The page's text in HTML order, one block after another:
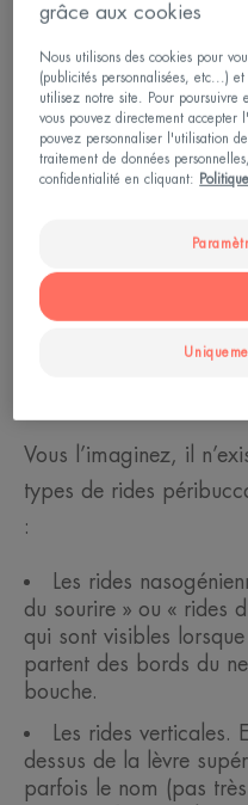
Ride du
: quels sont
Vous l’imaginez, il
types de rides
:
Les rides
du sourire » ou « rides
qui sont visibles
partent des bords du
bouche.
Les rides verticales.
dessus de la lèvre
parfois le nom (pas
grâce aux cookies
Nous utilisons des cookies pour
(publicités personnalisées, etc...)
utilisez notre site. Pour poursuivre
vous pouvez directement accepter
pouvez personnaliser l'utilisation
traitement de données
confidentialité en cliquant: